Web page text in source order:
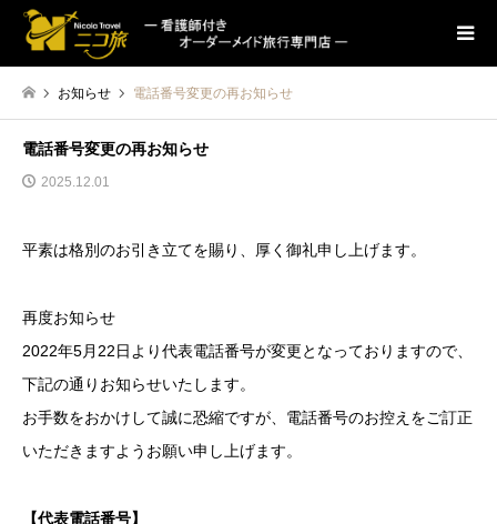
お知らせ 電話番号変更の再お知らせ
電話番号変更の再お知らせ
2025.12.01
平素は格別のお引き立てを賜り、厚く御礼申し上げます。
再度お知らせ
2022年5月22日より代表電話番号が変更となっておりますので、
下記の通りお知らせいたします。
お手数をおかけして誠に恐縮ですが、電話番号のお控えをご訂正
いただきますようお願い申し上げます。
【代表電話番号】